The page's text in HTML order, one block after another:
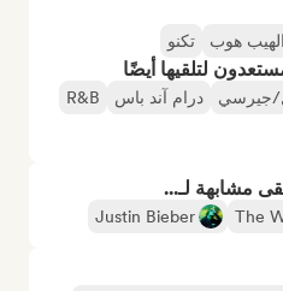
الهيب هوب تكنو
لتلقيها أيضًا
جيرسي درام آند باس
R&B
مشابهة لـ...
The
Justin Bieber